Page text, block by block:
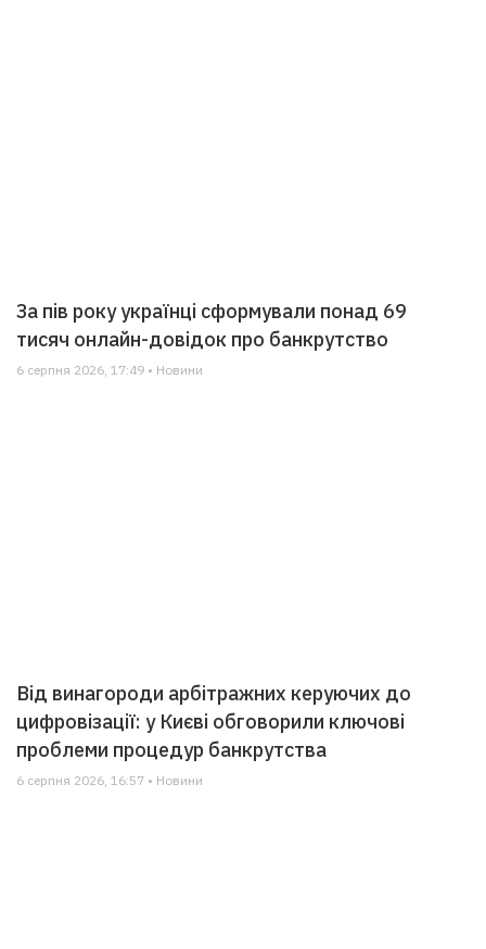
За пів року українці сформували понад 69
тисяч онлайн-довідок про банкрутство
6 серпня 2026, 17:49 • Новини
Від винагороди арбітражних керуючих до
цифровізації: у Києві обговорили ключові
проблеми процедур банкрутства
6 серпня 2026, 16:57 • Новини